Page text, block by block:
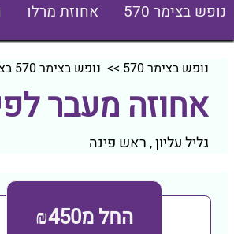
נופש בצימר 570 אחוזת מרלו
נופש בצימר 570 >> נופש בצימר 570 בצפון
אחוזה מעבר
גליל עליון, ראש פינה
החל מ₪450